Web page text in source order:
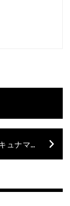
Report – “慈愚挫愚 5周年記念禊 〜ハキュナマタタ〜”関東編をレポート！（影丸［-真天地開闢集団-ジグザグ］）